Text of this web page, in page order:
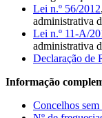
Lei n.º 56/2012
administrativa
Lei n.º 11-A/
administrativa
Declaração de
Informação
Concelhos sem